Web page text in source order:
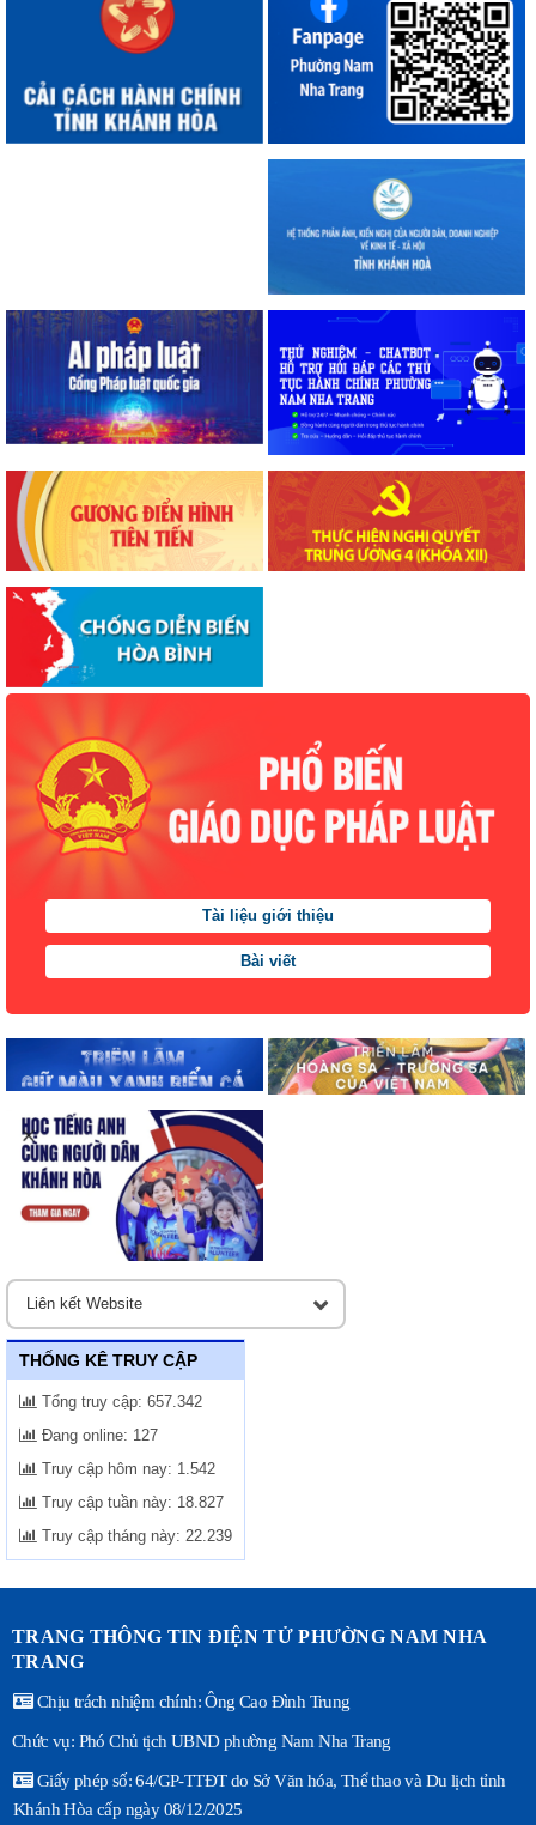
Tài liệu giới thiệu
Bài viết
THỐNG KÊ TRUY CẬP
Tổng truy cập: 657.342
Đang online: 127
Truy cập hôm nay: 1.542
Truy cập tuần này: 18.827
Truy cập tháng này: 22.239
TRANG THÔNG TIN ĐIỆN TỬ PHƯỜNG NAM NHA
TRANG
Chịu trách nhiệm chính: Ông Cao Đình Trung
Chức vụ: Phó Chủ tịch UBND phường Nam Nha Trang
Giấy phép số: 64/GP-TTĐT do Sở Văn hóa, Thể thao và Du lịch tỉnh
Khánh Hòa cấp ngày 08/12/2025